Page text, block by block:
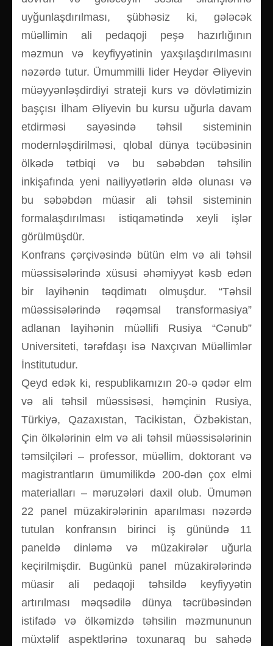
uyğunlaşdırılması, şübhəsiz ki, gələcək
müəllimin ali pedaqoji peşə hazırlığının
məzmun və keyfiyyətinin yaxşılaşdırılmasını
nəzərdə tutur. Ümummilli lider Heydər Əliyevin
müəyyənləşdirdiyi strateji kurs və dövlətimizin
başçısı İlham Əliyevin bu kursu uğurla davam
etdirməsi sayəsində təhsil sisteminin
modernləşdirilməsi, qlobal dünya təcübəsinin
ölkədə tətbiqi və bu səbəbdən təhsilin
inkişafında yeni nailiyyətlərin əldə olunası və
bu səbəbdən müasir ali təhsil sisteminin
formalaşdırılması istiqamətində xeyli işlər
görülmüşdür.
Konfrans çərçivəsində bütün elm və ali təhsil
müəssisələrində xüsusi əhəmiyyət kəsb edən
bir layihənin təqdimatı olmuşdur. “Təhsil
müəssisələrində rəqəmsal transformasiya”
adlanan layihənin müəllifi Rusiya “Cənub”
Universiteti, tərəfdaşı isə Naxçıvan Müəllimlər
İnstitutudur.
Qeyd edək ki, respublikamızın 20-ə qədər elm
və ali təhsil müəssisəsi, həmçinin Rusiya,
Türkiyə, Qazaxıstan, Tacikistan, Özbəkistan,
Çin ölkələrinin elm və ali təhsil müəssisələrinin
təmsilçiləri – professor, müəllim, doktorant və
magistrantların ümumilikdə 200-dən çox elmi
materialları – məruzələri daxil olub. Ümumən
22 panel müzakirələrinin aparılması nəzərdə
tutulan konfransın birinci iş günündə 11
paneldə dinləmə və müzakirələr uğurla
keçirilmişdir. Bugünkü panel müzakirələrində
müasir ali pedaqoji təhsildə keyfiyyətin
artırılması məqsədilə dünya təcrübəsindən
istifadə və ölkəmizdə təhsilin məzmununun
müxtəlif aspektlərinə toxunaraq bu sahədə